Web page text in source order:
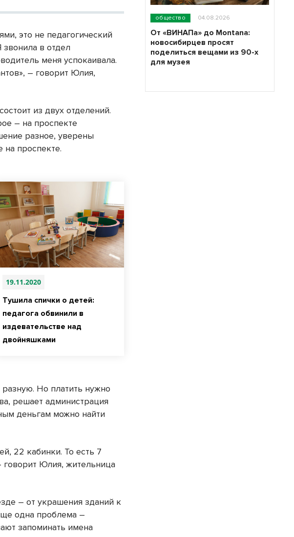
это не педагогический
в отдел
меня успокаивала.
– говорит Юлия,
из двух отделений.
– на проспекте
разное, уверены
на проспекте.
19.11.2020
Тушила спички о детей:
педагога обвинили в
издевательстве над
двойняшками
Но платить нужно
решает администрация
деньгам можно найти
22 кабинки. То есть 7
говорит Юлия, жительница
– от украшения зданий к
одна проблема –
запоминать имена
общество 04.08.2026
От «ВИНАПа» до Montana:
новосибирцев просят
поделиться вещами из 90-х
для музея